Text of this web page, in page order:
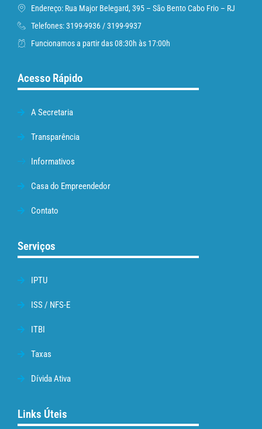
Endereço: Rua Major Belegard, 395 – São Bento Cabo Frio – RJ
Telefones: 3199-9936 / 3199-9937
Funcionamos a partir das 08:30h às 17:00h
Acesso Rápido
A Secretaria
Transparência
Informativos
Casa do Empreendedor
Contato
Serviços
IPTU
ISS / NFS-E
ITBI
Taxas
Dívida Ativa
Links Úteis